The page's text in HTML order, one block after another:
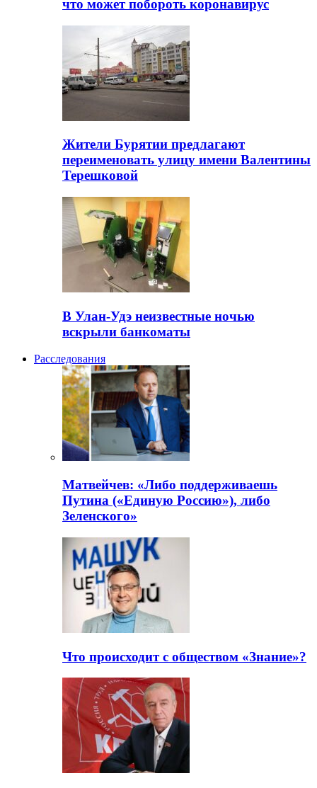
что может побороть коронавирус
Жители Бурятии предлагают
переименовать улицу имени Валентины
Терешковой
В Улан-Удэ неизвестные ночью
вскрыли банкоматы
Расследования
Матвейчев: «Либо поддерживаешь
Путина («Единую Россию»), либо
Зеленского»
Что происходит с обществом «Знание»?